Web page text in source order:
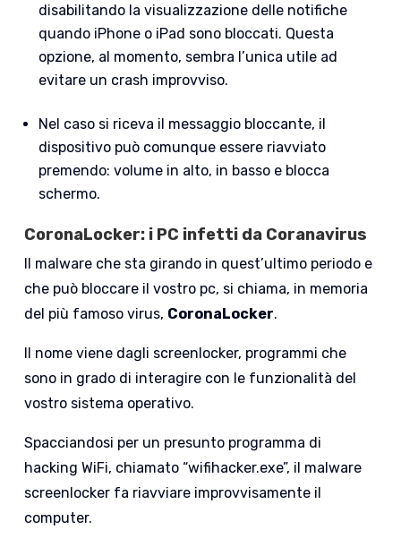
disabilitando la visualizzazione delle notifiche
quando iPhone o iPad sono bloccati. Questa
opzione, al momento, sembra l’unica utile ad
evitare un crash improvviso.
Nel caso si riceva il messaggio bloccante, il
dispositivo può comunque essere riavviato
premendo: volume in alto, in basso e blocca
schermo.
CoronaLocker: i PC infetti da Coranavirus
Il malware che sta girando in quest’ultimo periodo e
che può bloccare il vostro pc, si chiama, in memoria
del più famoso virus, CoronaLocker.
Il nome viene dagli screenlocker, programmi che
sono in grado di interagire con le funzionalità del
vostro sistema operativo.
Spacciandosi per un presunto programma di
hacking WiFi, chiamato “wifihacker.exe”, il malware
screenlocker fa riavviare improvvisamente il
computer.